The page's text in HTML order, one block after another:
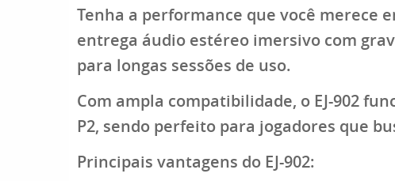
Tenha a performance que você merece
entrega áudio estéreo imersivo com
para longas sessões de uso.
Com ampla compatibilidade, o EJ-902
P2, sendo perfeito para jogadores que
Principais vantagens do EJ-902: